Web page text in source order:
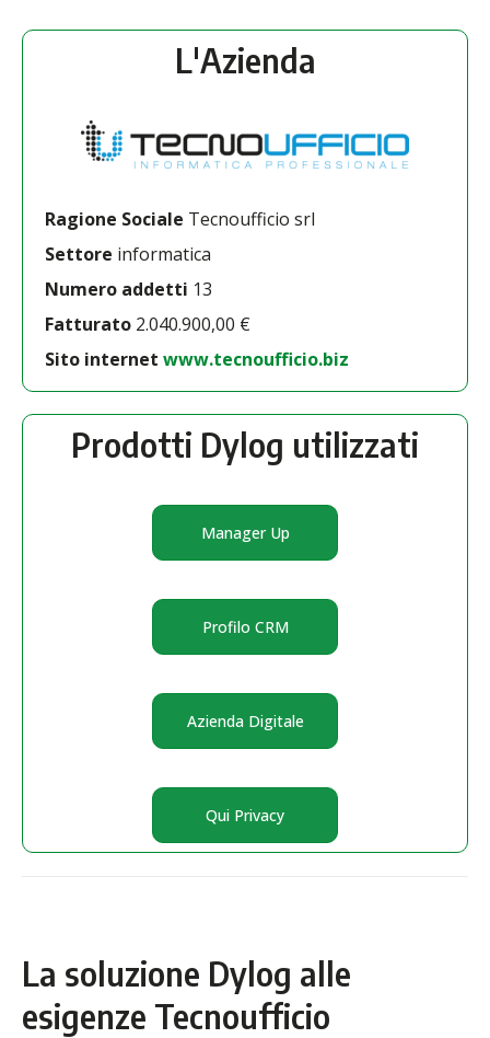
L'Azienda
Ragione Sociale Tecnoufficio srl
Settore informatica
Numero addetti 13
Fatturato 2.040.900,00 €
Sito internet www.tecnoufficio.biz
Prodotti Dylog utilizzati
Manager Up
Profilo CRM
Azienda Digitale
Qui Privacy
La soluzione Dylog alle
esigenze Tecnoufficio